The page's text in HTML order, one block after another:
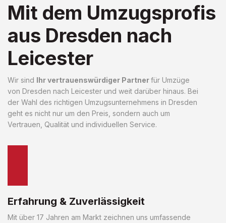
Mit dem Umzugsprofis
aus Dresden nach
Leicester
Wir sind Ihr vertrauenswürdiger Partnerfür Umzüge
von Dresden nach Leicester und weit darüber hinaus. Bei
der Wahl des richtigen Umzugsunternehmens in Dresden
geht es nicht nur um den Preis, sondern auch um
Vertrauen, Qualität und individuellen Service.
Erfahrung & Zuverlässigkeit
Mit über 17 Jahren am Markt zeichnen uns umfassende